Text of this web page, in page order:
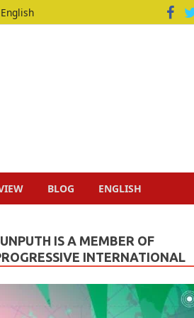
English
BLOG ENGLISH
IS A MEMBER OF
INTERNATIONAL